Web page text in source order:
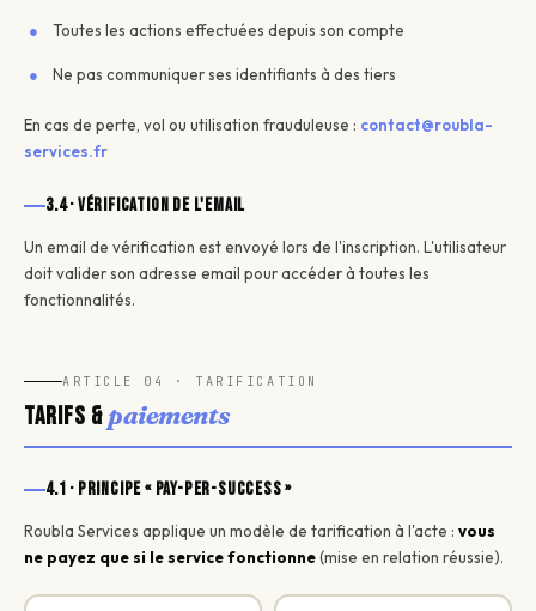
Toutes les actions effectuées depuis son compte
Ne pas communiquer ses identifiants à des tiers
En cas de perte, vol ou utilisation frauduleuse : contact@roubla-
services.fr
3.4 · Vérification de l'email
Un email de vérification est envoyé lors de l'inscription. L'utilisateur
doit valider son adresse email pour accéder à toutes les
fonctionnalités.
ARTICLE 04 · TARIFICATION
Tarifs & paiements
4.1 · Principe « Pay-per-success »
Roubla Services applique un modèle de tarification à l'acte : vous
ne payez que si le service fonctionne(mise en relation réussie).